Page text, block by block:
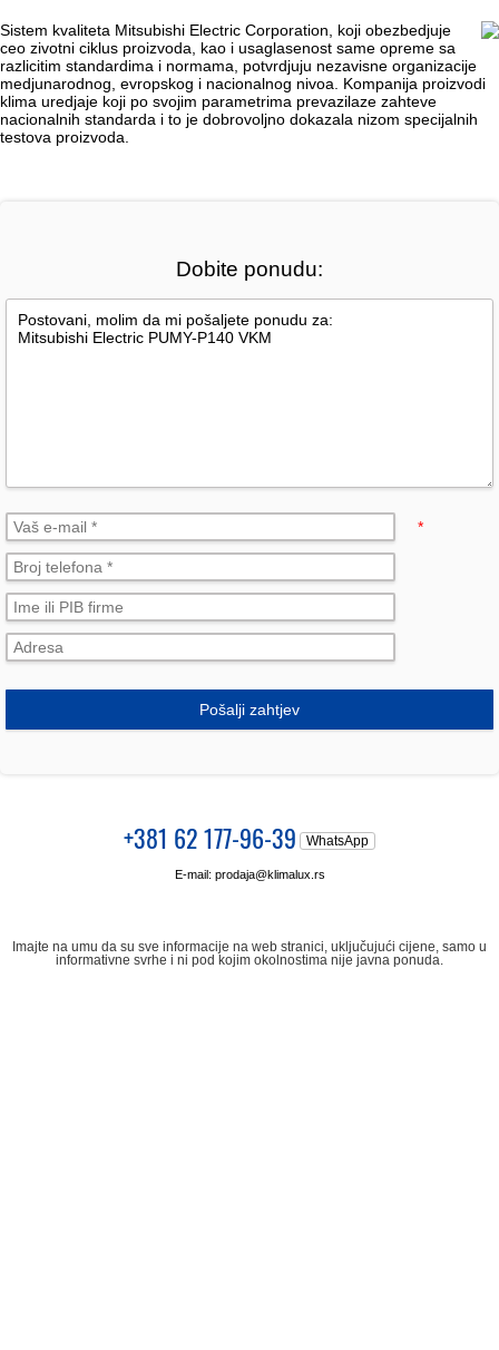
Sistem kvaliteta Mitsubishi Electric Corporation, koji obezbedjuje
ceo zivotni ciklus proizvoda, kao i usaglasenost same opreme sa
razlicitim standardima i normama, potvrdjuju nezavisne organizacije
medjunarodnog, evropskog i nacionalnog nivoa. Kompanija proizvodi
klima uredjaje koji po svojim parametrima prevazilaze zahteve
nacionalnih standarda i to je dobrovoljno dokazala nizom specijalnih
testova proizvoda.
Dobite ponudu:
*
Pošalji zahtjev
+381 62 177-96-39 WhatsApp
E-mail: prodaja@klimalux.rs
Imajte na umu da su sve informacije na web stranici, uključujući cijene, samo u
informativne svrhe i ni pod kojim okolnostima nije javna ponuda.